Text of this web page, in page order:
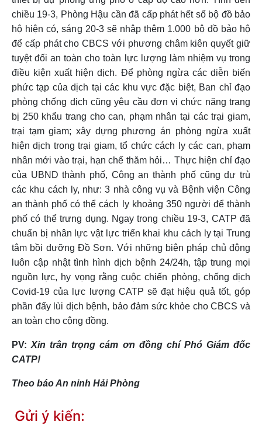
chiều 19-3, Phòng Hậu cần đã cấp phát hết số bộ đồ bảo
hộ hiện có, sáng 20-3 sẽ nhập thêm 1.000 bộ đồ bảo hộ
để cấp phát cho CBCS với phương châm kiên quyết giữ
tuyệt đối an toàn cho toàn lực lượng làm nhiệm vụ trong
điều kiện xuất hiện dịch. Để phòng ngừa các diễn biến
phức tạp của dịch tại các khu vực đặc biệt, Ban chỉ đạo
phòng chống dịch cũng yêu cầu đơn vị chức năng trang
bị 250 khẩu trang cho can, phạm nhân tại các trại giam,
trại tạm giam; xây dựng phương án phòng ngừa xuất
hiện dịch trong trại giam, tổ chức cách ly các can, phạm
nhân mới vào trại, hạn chế thăm hỏi… Thực hiện chỉ đạo
của UBND thành phố, Công an thành phố cũng dự trù
các khu cách ly, như: 3 nhà công vụ và Bệnh viện Công
an thành phố có thể cách ly khoảng 350 người để thành
phố có thể trưng dụng. Ngay trong chiều 19-3, CATP đã
chuẩn bị nhân lực vật lực triển khai khu cách ly tại Trung
tâm bồi dưỡng Đồ Sơn. Với những biện pháp chủ động
luôn cập nhật tình hình dịch bệnh 24/24h, tập trung mọi
nguồn lực, hy vọng rằng cuộc chiến phòng, chống dịch
Covid-19 của lực lượng CATP sẽ đạt hiệu quả tốt, góp
phần đẩy lùi dịch bệnh, bảo đảm sức khỏe cho CBCS và
an toàn cho cộng đồng.
PV:Xin trân trọng cám ơn đồng chí Phó Giám đốc
CATP!
Theo báo An ninh Hải Phòng
Gửi ý kiến: